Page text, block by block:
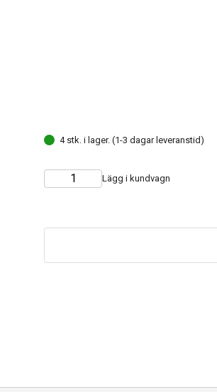
4 stk. i lager. (1-3 dagar leveranstid)
Choose
Quantity Lägg i kundvagn